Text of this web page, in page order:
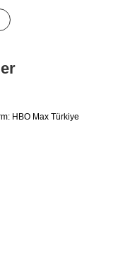
HBO Max Türkiye